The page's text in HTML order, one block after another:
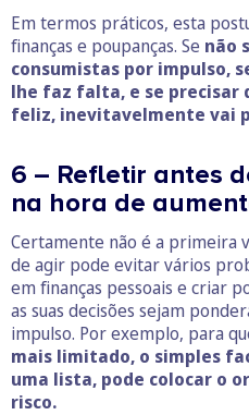
Em termos práticos, esta
finanças e poupanças. Se não
consumistas por impulso,
lhe faz falta, e se precisar
feliz, inevitavelmente vai
6 – Refletir antes
na hora de
Certamente não é a primeira
de agir pode evitar vários
em finanças pessoais e criar
as suas decisões sejam
impulso. Por exemplo, para
mais limitado, o simples
uma lista, pode colocar o
risco.